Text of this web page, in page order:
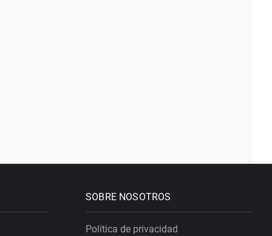
SOBRE NOSOTROS
Política de privacidad